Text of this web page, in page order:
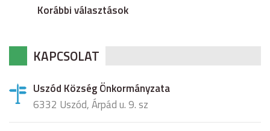
Korábbi választások
KAPCSOLAT
Uszód Község Önkormányzata
6332 Uszód, Árpád u. 9. sz